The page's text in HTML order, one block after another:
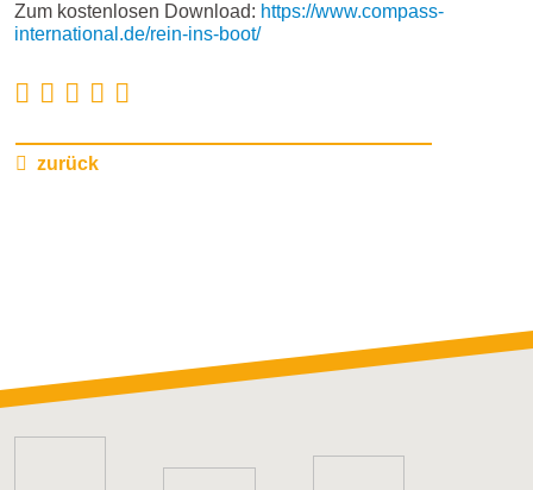
Zum kostenlosen Download: https://www.compass-
international.de/rein-ins-boot/
zurück